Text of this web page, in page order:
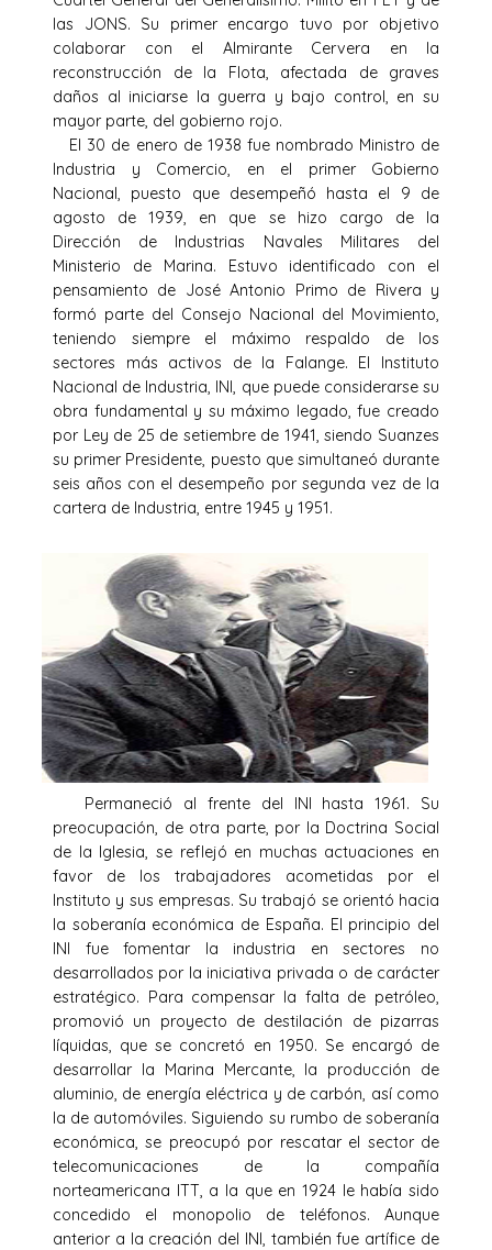
las JONS. Su primer encargo tuvo por objetivo
colaborar con el Almirante Cervera en la
reconstrucción de la Flota, afectada de graves
daños al iniciarse la guerra y bajo control, en su
mayor parte, del gobierno rojo.
El 30 de enero de 1938 fue nombrado Ministro de
Industria y Comercio, en el primer Gobierno
Nacional, puesto que desempeñó hasta el 9 de
agosto de 1939, en que se hizo cargo de la
Dirección de Industrias Navales Militares del
Ministerio de Marina. Estuvo identificado con el
pensamiento de José Antonio Primo de Rivera y
formó parte del Consejo Nacional del Movimiento,
teniendo siempre el máximo respaldo de los
sectores más activos de la Falange. El Instituto
Nacional de Industria, INI, que puede considerarse su
obra fundamental y su máximo legado, fue creado
por Ley de 25 de setiembre de 1941, siendo Suanzes
su primer Presidente, puesto que simultaneó durante
seis años con el desempeño por segunda vez de la
cartera de Industria, entre 1945 y 1951.
Permaneció al frente del INI hasta 1961. Su
preocupación, de otra parte, por la Doctrina Social
de la Iglesia, se reflejó en muchas actuaciones en
favor de los trabajadores acometidas por el
Instituto y sus empresas. Su trabajó se orientó hacia
la soberanía económica de España. El principio del
INI fue fomentar la industria en sectores no
desarrollados por la iniciativa privada o de carácter
estratégico. Para compensar la falta de petróleo,
promovió un proyecto de destilación de pizarras
líquidas, que se concretó en 1950. Se encargó de
desarrollar la Marina Mercante, la producción de
aluminio, de energía eléctrica y de carbón, así como
la de automóviles. Siguiendo su rumbo de soberanía
económica, se preocupó por rescatar el sector de
telecomunicaciones de la compañía
norteamericana ITT, a la que en 1924 le había sido
concedido el monopolio de teléfonos. Aunque
anterior a la creación del INI, también fue artífice de